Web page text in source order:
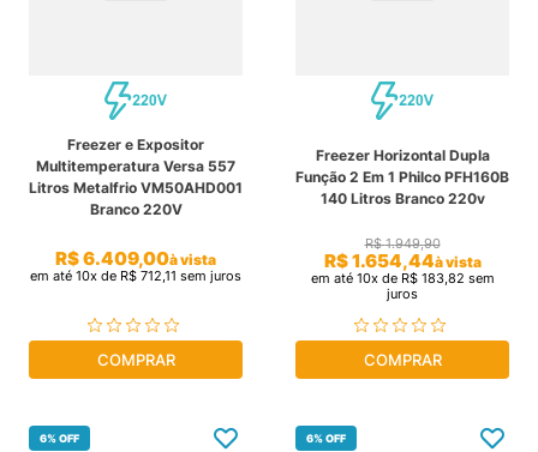
Freezer e Expositor
Multitemperatura Versa 557
Litros Metalfrio VM50AHD001
Branco 220V
R$6.409,00à vista
em até 10x de R$ 712,11 sem juros
COMPRAR
Freezer Horizontal Dupla
Função 2 Em 1 Philco PFH160B
140 Litros Branco 220v
R$ 1.949,90
R$1.654,44à vista
em até 10x de R$ 183,82 sem
juros
COMPRAR
6%OFF 6%OFF